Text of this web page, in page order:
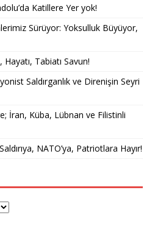
Katillere Yer yok!
Sürüyor: Yoksulluk Büyüyor,
Hayatı, Tabiatı Savun!
Saldırganlık ve Direnişin Seyri
İran, Küba, Lübnan ve Filistinli
NATO’ya, Patriotlara Hayır!